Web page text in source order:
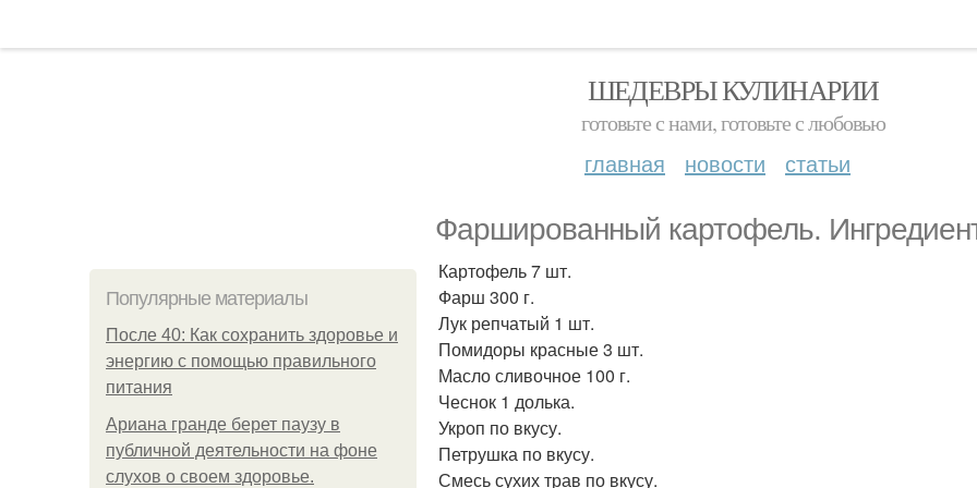
ШЕДЕВРЫ КУЛИНАРИИ
готовьте с нами, готовьте с любовью
главная новости статьи
Фаршированный картофель.
Популярные материалы
После 40: Как сохранить здоровье и
энергию с помощью правильного
питания
Ариана гранде берет паузу в
публичной деятельности на фоне
слухов о своем здоровье.
Картофель 7 шт.
Фарш 300 г.
Лук репчатый 1 шт.
Помидоры красные 3 шт.
Масло сливочное 100 г.
Чеснок 1 долька.
Укроп по вкусу.
Петрушка по вкусу.
Смесь сухих трав по вкусу.